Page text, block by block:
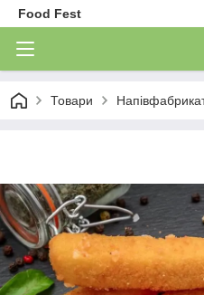
Food Fest
Товари